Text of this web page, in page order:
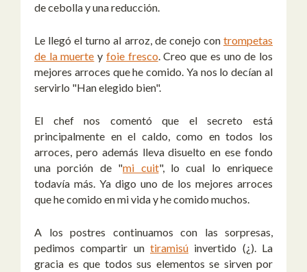
de cebolla y una reducción.
Le llegó el turno al arroz, de conejo con trompetas
de la muerte y foie fresco. Creo que es uno de los
mejores arroces que he comido. Ya nos lo decían al
servirlo "Han elegido bien".
El chef nos comentó que el secreto está
principalmente en el caldo, como en todos los
arroces, pero además lleva disuelto en ese fondo
una porción de "mi cuit", lo cual lo enriquece
todavía más. Ya digo uno de los mejores arroces
que he comido en mi vida y he comido muchos.
A los postres continuamos con las sorpresas,
pedimos compartir un tiramisú invertido (¿). La
gracia es que todos sus elementos se sirven por